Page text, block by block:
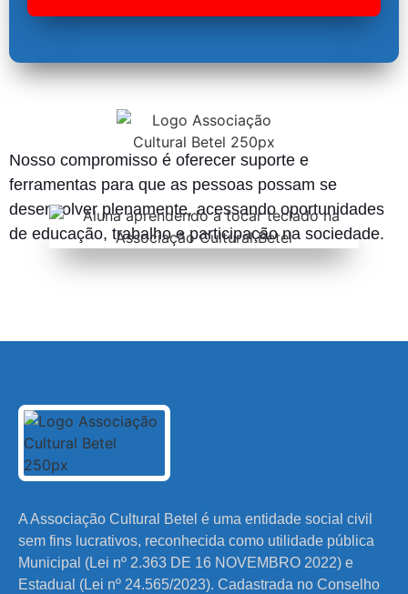
Nosso compromisso é oferecer suporte e
ferramentas para que as pessoas possam se
desenvolver plenamente, acessando oportunidades
de educação, trabalho e participação na sociedade.
A Associação Cultural Betel é uma entidade social civil
sem fins lucrativos, reconhecida como utilidade pública
Municipal (Lei nº 2.363 DE 16 NOVEMBRO 2022) e
Estadual (Lei nº 24.565/2023). Cadastrada no Conselho